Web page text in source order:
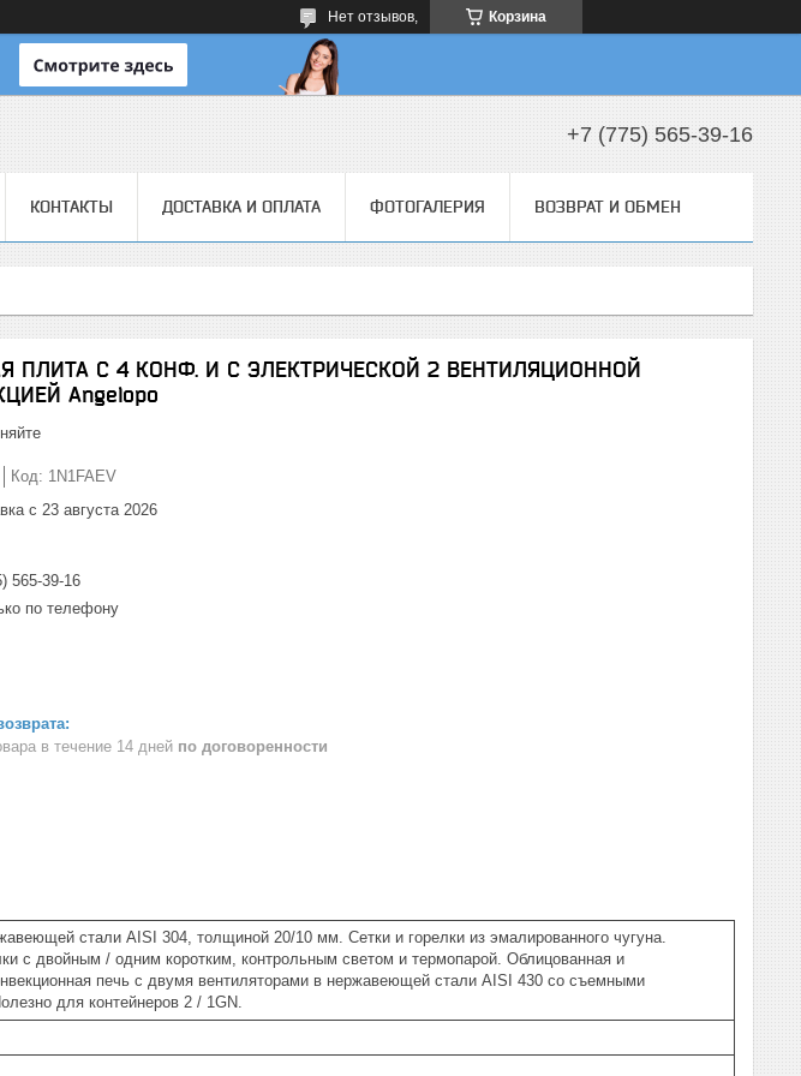
Корзина
Нет отзывов,
+7 (775) 565-39-16
КОНТАКТЫ ДОСТАВКА И ОПЛАТА ФОТОГАЛЕРИЯ ВОЗВРАТ И ОБМЕН
ПЛИТА С 4 КОНФ. И С ЭЛЕКТРИЧЕСКОЙ 2 ВЕНТИЛЯЦИОННОЙ
Angelopo
Код: 1N1FAEV
с 23 августа 2026
565-39-16
по телефону
в течение 14 дней по договоренности
стали AISI 304, толщиной 20/10 мм. Сетки и горелки из эмалированного чугуна.
с двойным / одним коротким, контрольным светом и термопарой. Облицованная и
печь с двумя вентиляторами в нержавеющей стали AISI 430 со съемными
для контейнеров 2 / 1GN.